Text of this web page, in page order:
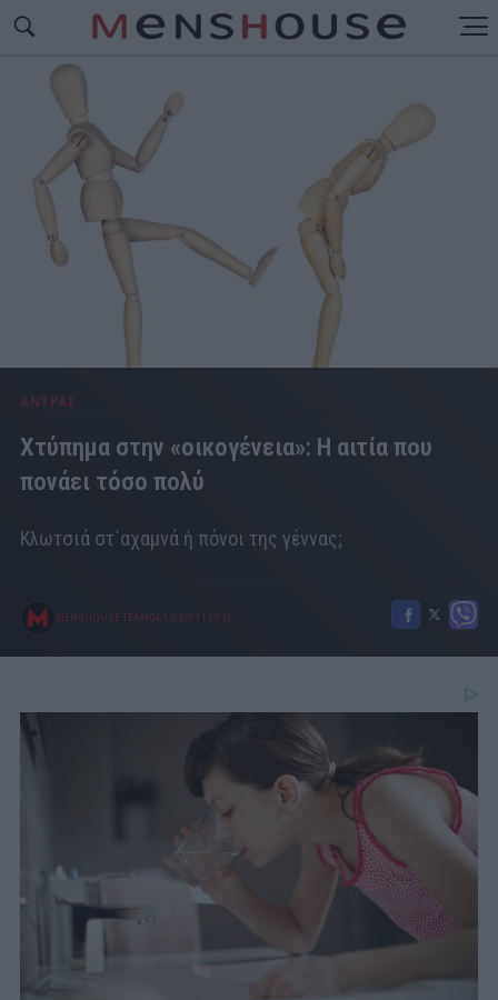
ΑΝΤΡΑΣ
Χτύπημα στην «οικογένεια»: Η αιτία που
πονάει τόσο πολύ
Κλωτσιά στ΄αχαμνά ή πόνοι της γέννας;
MENSHOUSE TEAM 04/10/2017 17:41